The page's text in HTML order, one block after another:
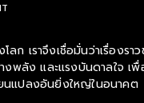
ก เราจึงเชื่อมั่นว่าเรื่องร
งพลัง และแรงบันดาลใจ เ
นแปลงอันยิ่งใหญ่ในอนาคต